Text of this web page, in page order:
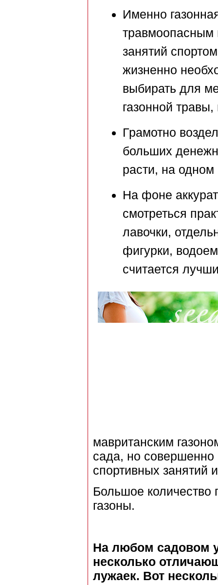
Именно
травмоопасным
занятий
жизненно
выбирать для
газонной
Грамотно
больших
расти, на одном
На фоне
смотреться
лавочки,
фигурки,
считается
мавританским
сада, но совершенно
спортивных занятий
Большое количество
газоны.
На любом садовом
несколько
лужаек. Вот